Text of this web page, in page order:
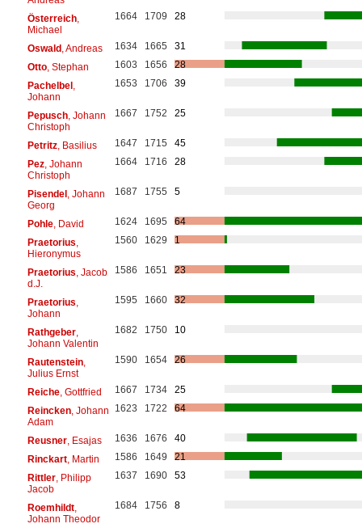
Österreich,
Michael
1664 1709 28
Oswald, Andreas 1634 1665
31
Otto, Stephan 1603 1656
28
Pachelbel,
Johann
1653 1706 39
Pepusch, Johann
Christoph
1667 1752 25
Petritz, Basilius 1647 1715
45
Pez, Johann
Christoph
1664 1716 28
Pisendel, Johann
Georg
1687 1755 5
Pohle, David 1624 1695
64
Praetorius
Hieronymus
1560 1629 1
Praetorius , Jacob
d.J.
1586 1651 23
Praetorius
Johann
1595 1660 32
Rathgeber,
Johann Valentin
1682 1750 10
Rautenstein,
Julius Ernst
1590 1654 26
Reiche, Gottfried 1667 1734
25
Reincken, Johann
Adam
1623 1722 64
Reusner, Esajas 1636 1676
40
Rinckart, Martin 1586 1649
21
Rittler, Philipp
Jacob
1637 1690 53
Roemhildt,
Johann Theodor
1684 1756 8